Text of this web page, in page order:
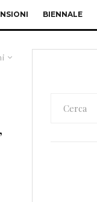
BIENNALE